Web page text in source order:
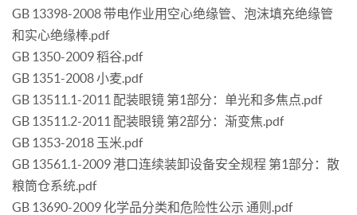
GB 13398-2008 带电作业用空心绝缘管、泡沫填充绝缘管
和实心绝缘棒.pdf
GB 1350-2009 稻谷.pdf
GB 1351-2008 小麦.pdf
GB 13511.1-2011 配装眼镜 第1部分：单光和多焦点.pdf
GB 13511.2-2011 配装眼镜 第2部分：渐变焦.pdf
GB 1353-2018 玉米.pdf
GB 13561.1-2009 港口连续装卸设备安全规程 第1部分：散
粮筒仓系统.pdf
GB 13690-2009 化学品分类和危险性公示 通则.pdf